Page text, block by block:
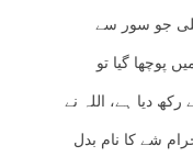
جو سور سے
پوچھا گیا تو
دیا ہے، اللہ نے
شے کا نام بدل